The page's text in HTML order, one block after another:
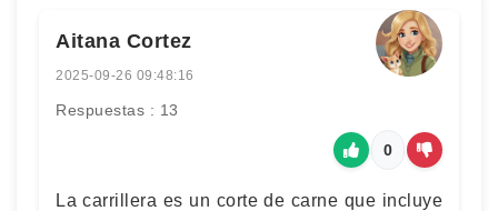
Aitana Cortez
2025-09-26 09:48:16
Respuestas : 13
0
La carrillera es un corte de carne que incluye